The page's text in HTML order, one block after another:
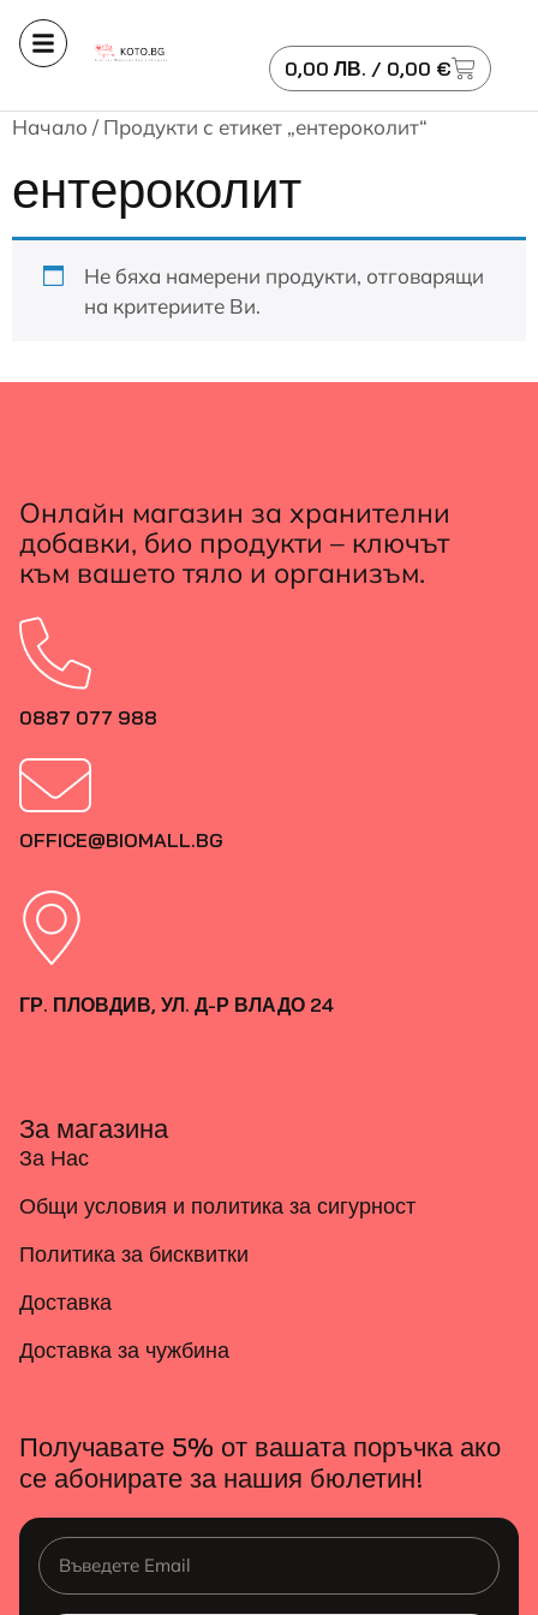
0,00 ЛВ. / 0,00 €
Начало / Продукти с етикет „ентероколит“
ентероколит
Не бяха намерени продукти, отговарящи
на критериите Ви.
Онлайн магазин за хранителни
добавки, био продукти – ключът
към вашето тяло и организъм.
0887 077 988
OFFICE@BIOMALL.BG
ГР. ПЛОВДИВ, УЛ. Д-Р ВЛАДО 24
За магазина
За Нас
Общи условия и политика за сигурност
Политика за бисквитки
Доставка
Доставка за чужбина
Получавате 5% от вашата поръчка ако
се абонирате за нашия бюлетин!